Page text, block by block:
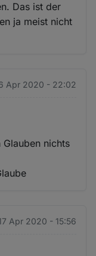
Das ist der
ja meist nicht
Apr 2020 - 22:02
nichts
Apr 2020 - 15:56